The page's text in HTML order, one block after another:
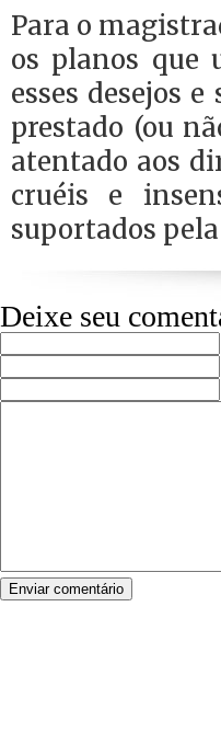
Para o
os planos que
esses desejos
prestado (ou
atentado aos
cruéis e
suportados
Deixe seu